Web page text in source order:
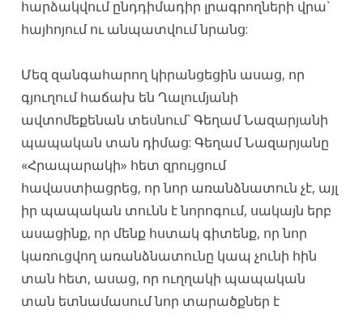
հարձակվում ընդդիմադիր լրագրողների վրա`
հայհոյում ու անպատվում նրանց:
Մեզ զանգահարող կիրանցեցին ասաց, որ
գյուղում հաճախ են Ղալումյանի
ավտոմեքենան տեսնում` Գեղամ Նազարյանի
պապական տան դիմաց: Գեղամ Նազարյանը
«Հրապարակի» հետ զրույցում
հավաստիացրեց, որ նոր առանձնատուն չէ, այլ
իր պապական տունն է նորոգում, սակայն երբ
ասացինք, որ մենք հստակ գիտենք, որ նոր
կառուցվող առանձնատունը կապ չունի հին
տան հետ, ասաց, որ ուղղակի պապական
տան ետնամասում նոր տարածքներ է